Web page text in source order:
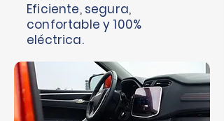
Eficiente, segura,
confortable y 100%
eléctrica.